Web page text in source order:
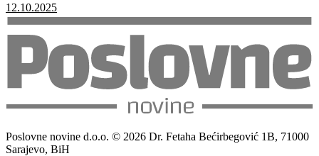
12.10.2025
Poslovne novine d.o.o. © 2026 Dr. Fetaha Bećirbegović 1B, 71000
Sarajevo, BiH